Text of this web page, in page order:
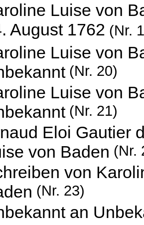
Luise von
August 1762 (Nr.
Luise von
(Nr. 20)
Luise von
(Nr. 21)
Eloi Gautier
von Baden (Nr.
von
(Nr. 23)
an